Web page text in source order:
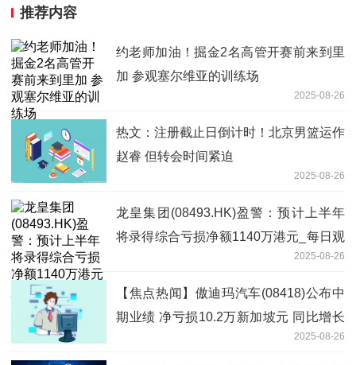
推荐内容
约老师加油！掘金2名高管开赛前来到里
加 参观塞尔维亚的训练场
2025-08-26
热文：注册截止日倒计时！北京男篮运作
赵睿 但转会时间紧迫
2025-08-26
龙皇集团(08493.HK)盈警：预计上半年
将录得综合亏损净额1140万港元_每日观
2025-08-26
【焦点热闻】傲迪玛汽车(08418)公布中
期业绩 净亏损10.2万新加坡元 同比增长
2025-08-26